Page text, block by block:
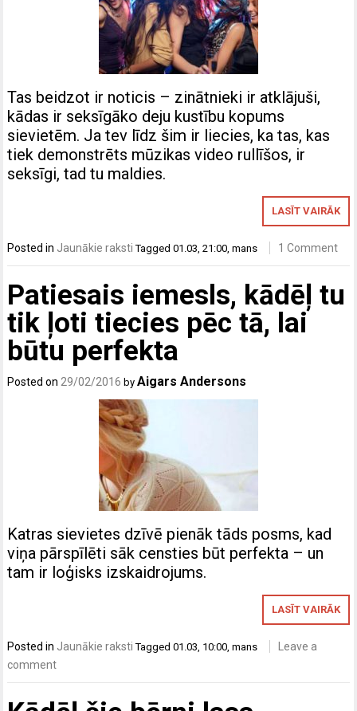
Tas beidzot ir noticis – zinātnieki ir atklājuši,
kādas ir seksīgāko deju kustību kopums
sievietēm. Ja tev līdz šim ir liecies, ka tas, kas
tiek demonstrēts mūzikas video rullīšos, ir
seksīgi, tad tu maldies.
LASĪT VAIRĀK
Posted in Jaunākie raksti Tagged01.03 ,21:00 ,mans 1 Comment
Patiesais iemesls, kādēļ tu
tik ļoti tiecies pēc tā, lai
būtu perfekta
Posted on 29/02/2016 byAigars Andersons
Katras sievietes dzīvē pienāk tāds posms, kad
viņa pārspīlēti sāk censties būt perfekta – un
tam ir loģisks izskaidrojums.
LASĪT VAIRĀK
Posted in Jaunākie raksti Tagged01.03, 10:00,mans
Leave a
comment